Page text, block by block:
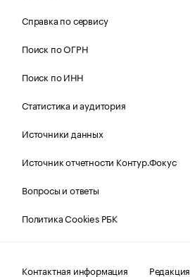
Справка по сервису
Поиск по ОГРН
Поиск по ИНН
Статистика и аудитория
Источники данных
Источник отчетности Контур.Фокус
Вопросы и ответы
Политика Cookies РБК
Контактная информация Редакция